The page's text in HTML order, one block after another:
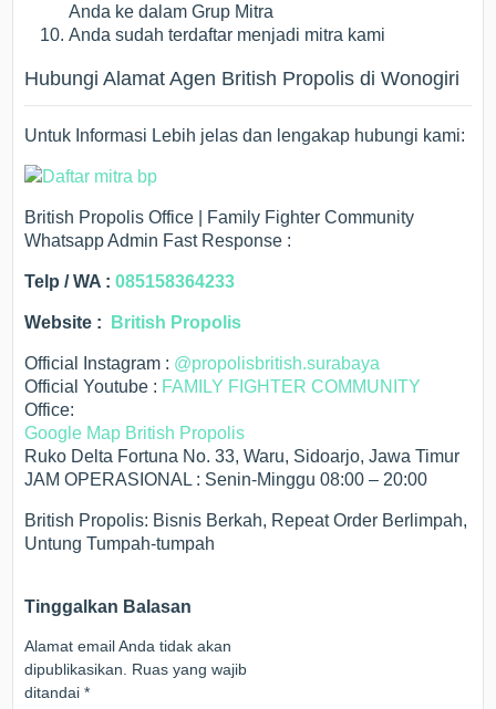
Anda ke dalam Grup Mitra
Anda sudah terdaftar menjadi mitra kami
Hubungi Alamat Agen British Propolis di Wonogiri
Untuk Informasi Lebih jelas dan lengakap hubungi kami:
British Propolis Office | Family Fighter Community
Whatsapp Admin Fast Response :
Telp / WA :085158364233
Website : British Propolis
Official Instagram : @propolisbritish.surabaya
Official Youtube : FAMILY FIGHTER COMMUNITY
Office:
Google Map British Propolis
Ruko Delta Fortuna No. 33, Waru, Sidoarjo, Jawa Timur
JAM OPERASIONAL : Senin-Minggu 08:00 – 20:00
British Propolis: Bisnis Berkah, Repeat Order Berlimpah,
Untung Tumpah-tumpah
Tinggalkan Balasan
Alamat email Anda tidak akan
dipublikasikan.
Ruas yang wajib
ditandai*